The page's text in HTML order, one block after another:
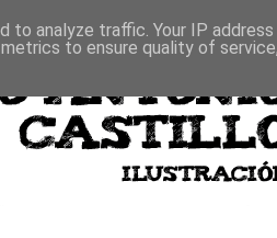
analyze traffic. Your IP
to ensure quality of